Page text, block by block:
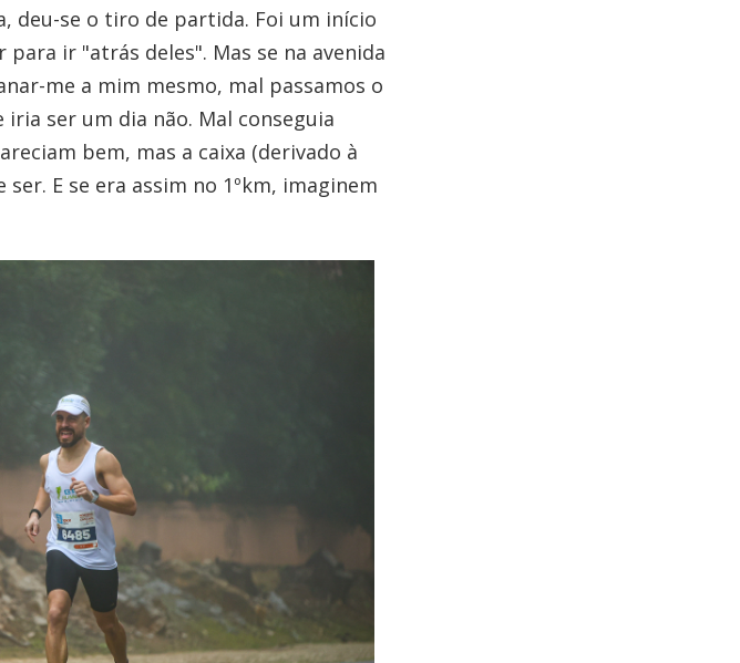
deu-se o tiro de partida. Foi um início
ir "atrás deles". Mas se na avenida
me a mim mesmo, mal passamos o
ser um dia não. Mal conseguia
bem, mas a caixa (derivado à
E se era assim no 1ºkm, imaginem